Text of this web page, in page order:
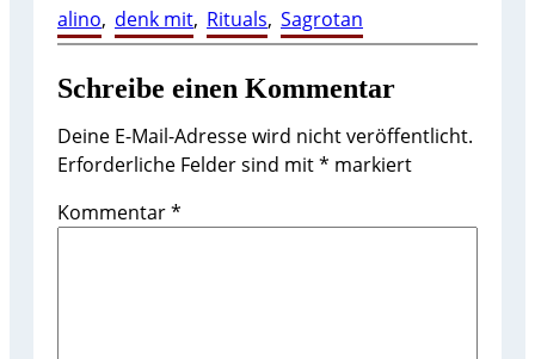
alino, denk mit, Rituals, Sagrotan
Schreibe einen Kommentar
Deine E-Mail-Adresse wird nicht veröffentlicht.
Erforderliche Felder sind mit* markiert
Kommentar*